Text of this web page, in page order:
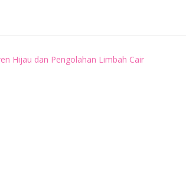
Hijau dan Pengolahan Limbah Cair